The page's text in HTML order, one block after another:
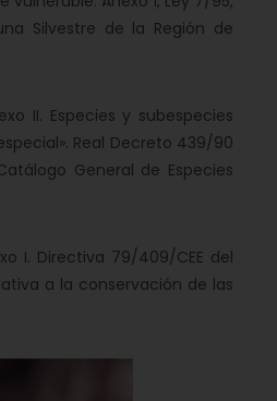
Silvestre de la Región de
II. Especies y subespecies
Real Decreto 439/90
General de Especies
I. Directiva 79/409/CEE del
a la conservación de las